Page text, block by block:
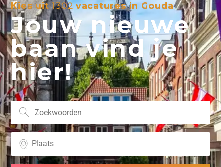
Kies uit1302vacatures in Gouda
Jouw nieuwe
baan vind je
hier!